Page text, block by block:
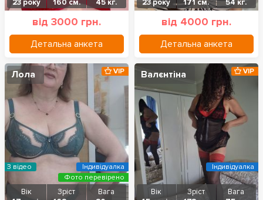
23 року
160 см.
45 кг.
від 3000 грн.
Детальна анкета
23 року
171 см.
54 кг.
від 4000 грн.
Детальна анкета
Лола
Вік
Зріст
Вага
VIP
З відео
Фото перевірено
Індивідуалка
Валєнтіна
Вік
Зріст
Вага
VIP
Індивідуалка